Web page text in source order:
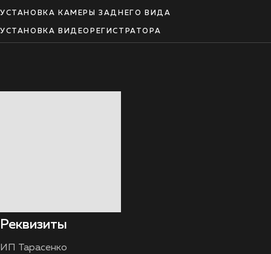
УСТАНОВКА КАМЕРЫ ЗАДНЕГО ВИДА
УСТАНОВКА ВИДЕОРЕГИСТРАТОРА
Реквизиты
ИП Тарасенко